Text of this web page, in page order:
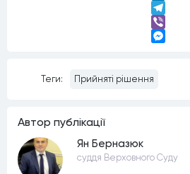
LinkedIn
Telegram
Viber
Теги: Прийняті рішення
Автор публiкацiї
Ян Берназюк
суддя Верховного Суду